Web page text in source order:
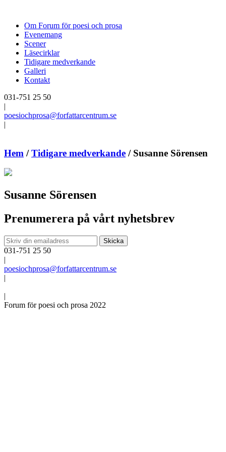
Om Forum för poesi och prosa
Evenemang
Scener
Läsecirklar
Tidigare medverkande
Galleri
Kontakt
031-751 25 50
|
poesiochprosa@forfattarcentrum.se
|
Hem /Tidigare medverkande / Susanne Sörensen
Susanne Sörensen
Prenumerera på vårt nyhetsbrev
031-751 25 50
|
poesiochprosa@forfattarcentrum.se
|
|
Forum för poesi och prosa 2022